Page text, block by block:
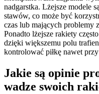
nadgarstka. Lżejsze modele
stawów, co może być
czas lub mających problemy
Ponadto lżejsze rakiety
dzięki większemu polu
kontrolować piłkę nawet
Jakie są opinie
wadze swoich